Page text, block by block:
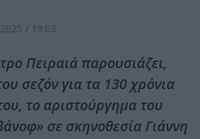
/ 19:03
Πειραιά παρουσιάζει,
σεζόν για τα 130 χρόνια
το αριστούργημα του
σε σκηνοθεσία Γιάννη